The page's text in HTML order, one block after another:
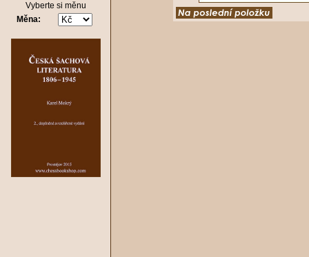
Vyberte si měnu
Měna: